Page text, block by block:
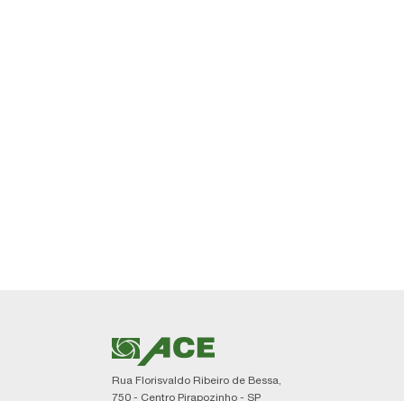
Rua Florisvaldo Ribeiro de Bessa,
750 - Centro Pirapozinho - SP